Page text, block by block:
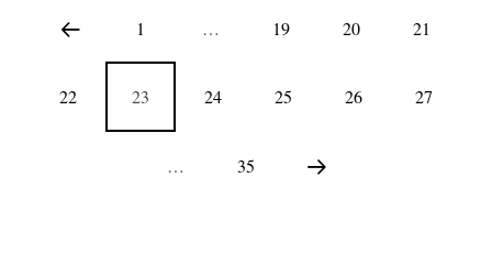
1 … 19 20 21
22 23 24 25 26 27
… 35